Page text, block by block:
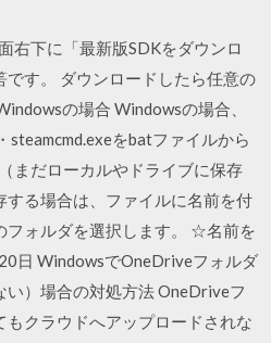
右下に「最新版SDKをダウンロ
す。 ダウンロードしたら任意の
の場合 Windowsの場合、
steamcmd.exeをbatファイルから
まだローカルやドライブに保存
する場合は、ファイルに名前を付
フォルダを選択します。 ☆名前を
日 WindowsでOneDriveフォルダ
）場合の対処方法 OneDriveフ
もクラウドへアップロードされな